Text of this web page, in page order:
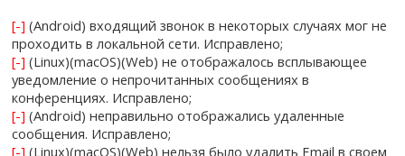
[-] (Android) входящий звонок в некоторых случаях мог не
проходить в локальной сети. Исправлено;
[-] (Linux)(macOS)(Web) не отображалось всплывающее
уведомление о непрочитанных сообщениях в
конференциях. Исправлено;
[-] (Android) неправильно отображались удаленные
сообщения. Исправлено;
[-] (Linux)(macOS)(Web) нельзя было удалить Email в своем